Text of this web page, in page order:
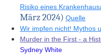
Risiko eines
März 2024) Quelle
Wir impfen nicht! Mythos
Murder in the First - a
Sydney White